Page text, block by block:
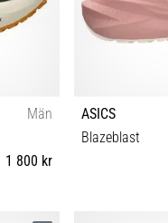
Män
1 800 kr
ASICS
Blazeblast